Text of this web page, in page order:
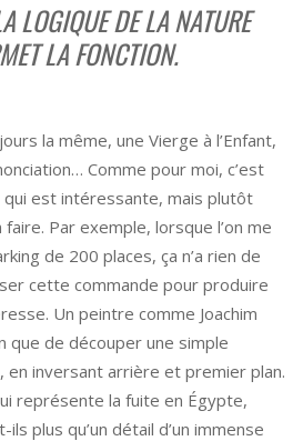
LOGIQUE DE LA NATURE
LA FONCTION.
la même, une Vierge à l’Enfant,
Comme pour moi, c’est
est intéressante, mais plutôt
faire. Par exemple, lorsque l’on me
de 200 places, ça n’a rien de
cette commande pour produire
Un peintre comme Joachim
que de découper une simple
en inversant arrière et premier plan.
représente la fuite en Égypte,
plus qu’un détail d’un immense